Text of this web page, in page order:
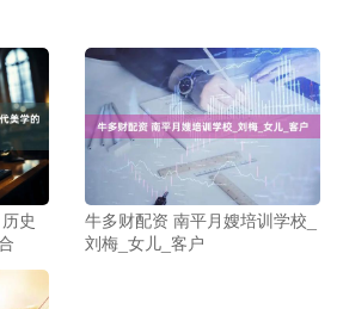
史
牛多财配资 南平月嫂培训学校_
刘梅_女儿_客户